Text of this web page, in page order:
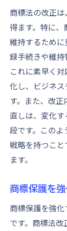
商標法の改正
得ます。特に
維持するため
録手続きや維持
これに素早く
化し、ビジネ
す。また、改
直しは、変化
段です。この
戦略を持つこ
ます。
商標保護を
商標保護を強
です。商標法